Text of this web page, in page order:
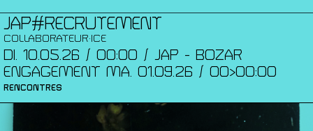
JAP#RECRUTEMENT
COLLABORATEUR·ICE
DI. 10.05.26 / 00:00 / JAP - BOZAR
ENGAGEMENT MA. 01.09.26 / 00>00:00
RENCONTRES